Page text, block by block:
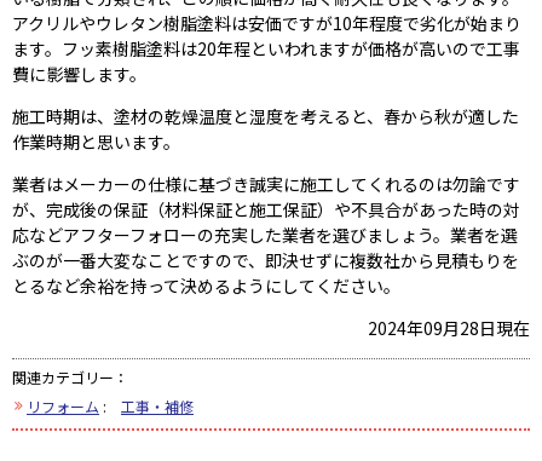
アクリルやウレタン樹脂塗料は安価ですが10年程度で劣化が始まり
ます。フッ素樹脂塗料は20年程といわれますが価格が高いので工事
費に影響します。
施工時期は、塗材の乾燥温度と湿度を考えると、春から秋が適した
作業時期と思います。
業者はメーカーの仕様に基づき誠実に施工してくれるのは勿論です
が、完成後の保証（材料保証と施工保証）や不具合があった時の対
応などアフターフォローの充実した業者を選びましょう。業者を選
ぶのが一番大変なことですので、即決せずに複数社から見積もりを
とるなど余裕を持って決めるようにしてください。
2024年09月28日現在
関連カテゴリー：
リフォーム : 工事・補修